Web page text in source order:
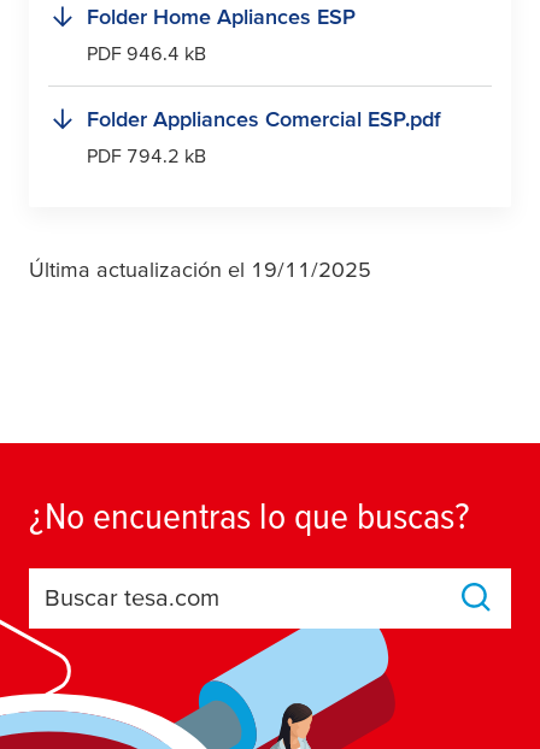
Folder Home Apliances ESP
PDF 946.4 kB
Folder Appliances Comercial ESP.pdf
PDF 794.2 kB
Última actualización el 19/11/2025
¿No encuentras lo que buscas?
Buscar tesa.com